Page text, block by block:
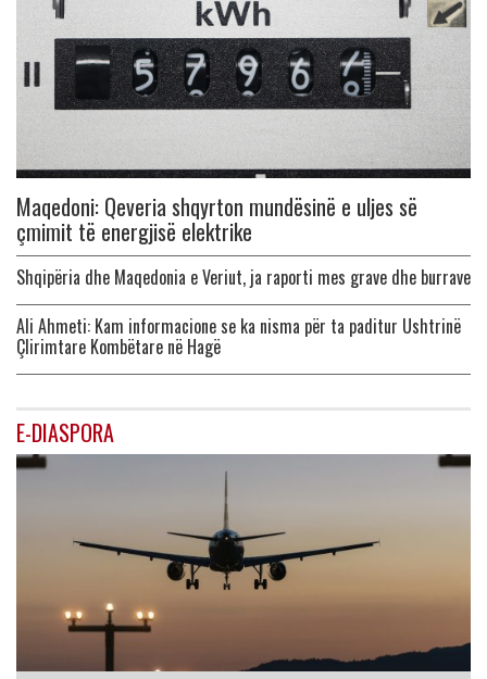
Maqedoni: Qeveria shqyrton mundësinë e uljes së
çmimit të energjisë elektrike
Shqipëria dhe Maqedonia e Veriut, ja raporti mes grave dhe burrave
Ali Ahmeti: Kam informacione se ka nisma për ta paditur Ushtrinë
Çlirimtare Kombëtare në Hagë
E-DIASPORA